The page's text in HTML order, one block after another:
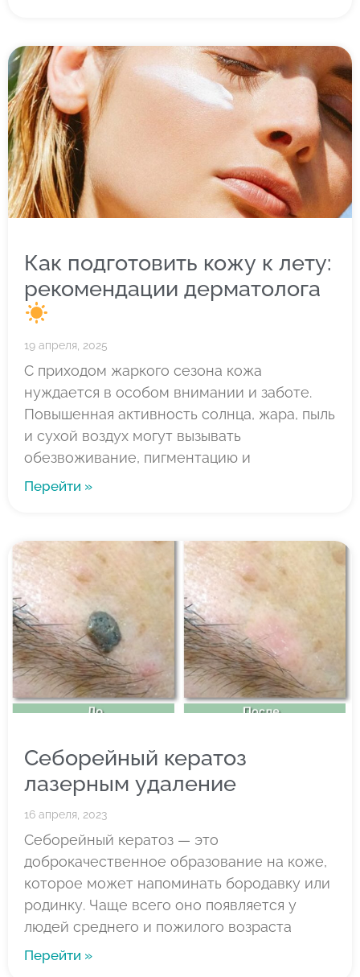
Как подготовить кожу к лету:
рекомендации дерматолога
19 апреля, 2025
С приходом жаркого сезона кожа
нуждается в особом внимании и заботе.
Повышенная активность солнца, жара, пыль
и сухой воздух могут вызывать
обезвоживание, пигментацию и
Перейти »
Себорейный кератоз
лазерным удаление
16 апреля, 2023
Себорейный кератоз — это
доброкачественное образование на коже,
которое может напоминать бородавку или
родинку. Чаще всего оно появляется у
людей среднего и пожилого возраста
Перейти »